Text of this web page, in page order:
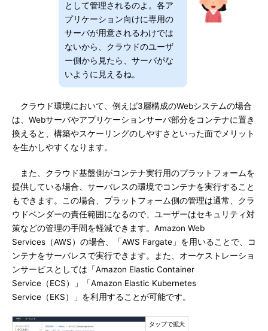
として管理されるのよ。各ア
プリケーション向けに専用の
サーバが用意されるわけでは
ないから、クラウドのユーザ
ー側から見たら、サーバがな
いように見えるね。
クラウド環境において、例えば3層構成のWebシステムの場合
は、Webサーバやアプリケーションサーバ部分をコンテナに置き
換えると、構築やスケーリングのしやすさといった面でメリット
を生かしやすくなります。
また、クラウド基盤側がコンテナ実行用のプラットフォームを
提供している場合、サーバレスの環境でコンテナを実行すること
もできます。この場合、プラットフォーム側の管理は通常、クラ
ウドベンダーの責任範囲になるので、ユーザーはセキュリティ対
策などの管理の手間を軽減できます。Amazon Web
Services（AWS）の場合、「AWS Fargate」を用いることで、コ
ンテナをサーバレスで実行できます。また、オーケストレーショ
ンサービスとしては「Amazon Elastic Container
Service（ECS）」「Amazon Elastic Kubernetes
Service（EKS）」を利用することが可能です。